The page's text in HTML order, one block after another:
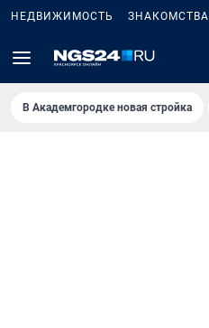
НЕДВИЖИМОСТЬ ЗНАКОМСТВА
В Академгородке новая стройка